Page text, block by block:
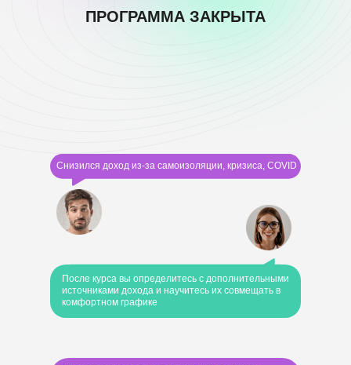
ПРОГРАММА ЗАКРЫТА
Снизился доход из-за самоизоляции, кризиса, COVID
После курса вы определитесь с дополнительными
источниками дохода и научитесь их совмещать в
комфортном графике